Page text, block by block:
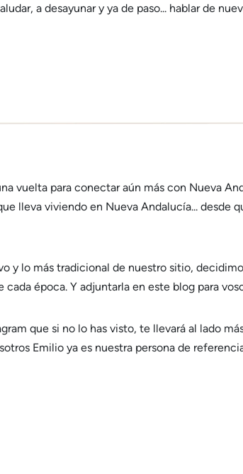
a desayunar y ya de paso... hablar de
vuelta para conectar aún más con Nueva
lleva viviendo en Nueva Andalucía... desde
y lo más tradicional de nuestro sitio,
época. Y adjuntarla en este blog para
que si no lo has visto, te llevará al lado
Emilio ya es nuestra persona de